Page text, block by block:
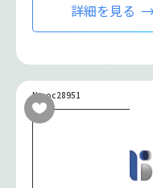
詳細を見る
No.oc28951